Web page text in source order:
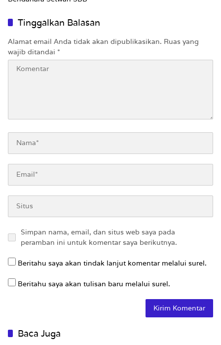
Tinggalkan Balasan
Alamat email Anda tidak akan dipublikasikan. Ruas yang
wajib ditandai *
Simpan nama, email, dan situs web saya pada
peramban ini untuk komentar saya berikutnya.
Beritahu saya akan tindak lanjut komentar melalui surel.
Beritahu saya akan tulisan baru melalui surel.
Baca Juga